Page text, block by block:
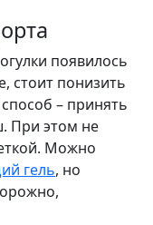
появилось
стоит понизить
– принять
При этом не
Можно
гель, но